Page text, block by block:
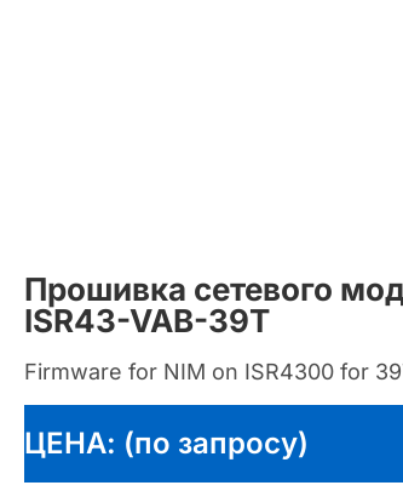
Прошивка сетевого
ISR43-VAB-39T
Firmware for NIM on ISR4300 for
ЦЕНА: (по запросу)